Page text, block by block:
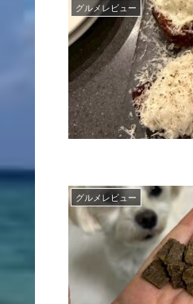
グルメレビュー
グルメレビュー